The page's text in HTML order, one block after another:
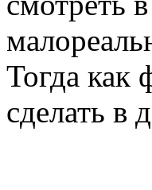
Тогда как
сделать в